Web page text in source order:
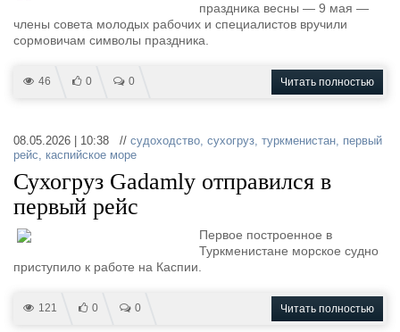
праздника весны — 9 мая —
члены совета молодых рабочих и специалистов вручили
сормовичам символы праздника.
46 0 0 Читать полностью
08.05.2026 | 10:38 // судоходство, сухогруз, туркменистан, первый
рейс, каспийское море
Сухогруз Gadamly отправился в
первый рейс
Первое построенное в
Туркменистане морское судно
приступило к работе на Каспии.
121 0 0 Читать полностью